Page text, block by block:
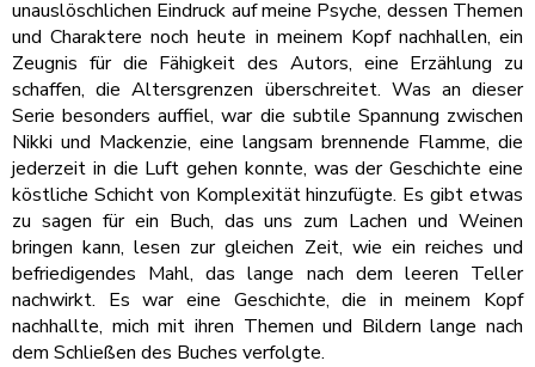
unauslöschlichen Eindruck auf meine Psyche, dessen Themen
und Charaktere noch heute in meinem Kopf nachhallen, ein
Zeugnis für die Fähigkeit des Autors, eine Erzählung zu
schaffen, die Altersgrenzen überschreitet. Was an dieser
Serie besonders auffiel, war die subtile Spannung zwischen
Nikki und Mackenzie, eine langsam brennende Flamme, die
jederzeit in die Luft gehen konnte, was der Geschichte eine
köstliche Schicht von Komplexität hinzufügte. Es gibt etwas
zu sagen für ein Buch, das uns zum Lachen und Weinen
bringen kann, lesen zur gleichen Zeit, wie ein reiches und
befriedigendes Mahl, das lange nach dem leeren Teller
nachwirkt. Es war eine Geschichte, die in meinem Kopf
nachhallte, mich mit ihren Themen und Bildern lange nach
dem Schließen des Buches verfolgte.